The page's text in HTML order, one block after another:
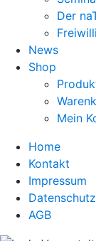
Der
News
Shop
Mein
Home
Kontakt
Impressum
Datenschutz
AGB